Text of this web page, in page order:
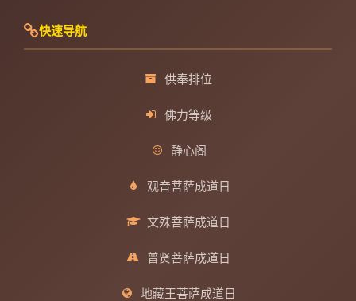
快速导航
供奉排位
佛力等级
静心阁
观音菩萨成道日
文殊菩萨成道日
普贤菩萨成道日
地藏王菩萨成道日